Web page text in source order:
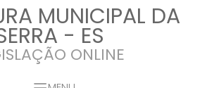
MUNICIPAL DA
- ES
ONLINE